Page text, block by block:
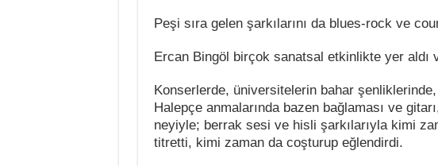
Peşi sıra gelen şarkılarını da blues-rock ve
Ercan Bingöl birçok sanatsal etkinlikte yer aldı
Konserlerde, üniversitelerin bahar
Halepçe anmalarında bazen bağlaması ve
neyiyle; berrak sesi ve hisli şarkılarıyla kimi
titretti, kimi zaman da coşturup eğlendirdi.